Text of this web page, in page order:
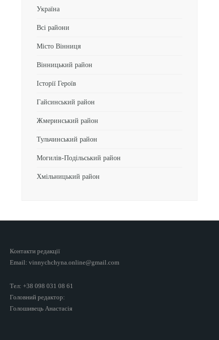
Україна
Всі райони
Місто Вінниця
Вінницький район
Історії Героїв
Гайсинський район
Жмеринський район
Тульчинський район
Могилів-Подільський район
Хмільницький район
Контакти редакції
Email: vinnychchyna.online@gmail.com
Тел: +38 098 031 08 61
Головний редактор:
Голошивець Анастасія